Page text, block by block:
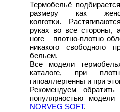
Термобельё
размеру как
колготки.
руках во все стороны,
ноге – плотно-плотно
никакого свободного
бельем.
Все модели
каталоге, при
гипоаллергенны и при
Рекомендуем
популярностью модели
NORVEG SOFT.